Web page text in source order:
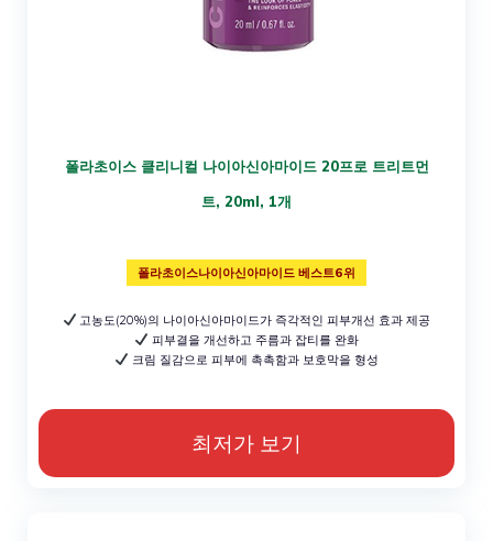
폴라초이스 클리니컬 나이아신아마이드 20프로 트리트먼
트, 20ml, 1개
폴라초이스나이아신아마이드 베스트6위
고농도(20%)의 나이아신아마이드가 즉각적인 피부개선 효과 제공
피부결을 개선하고 주름과 잡티를 완화
크림 질감으로 피부에 촉촉함과 보호막을 형성
최저가 보기